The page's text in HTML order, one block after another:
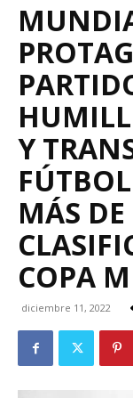
Y
MÁS
COPA
diciembre 11, 2022